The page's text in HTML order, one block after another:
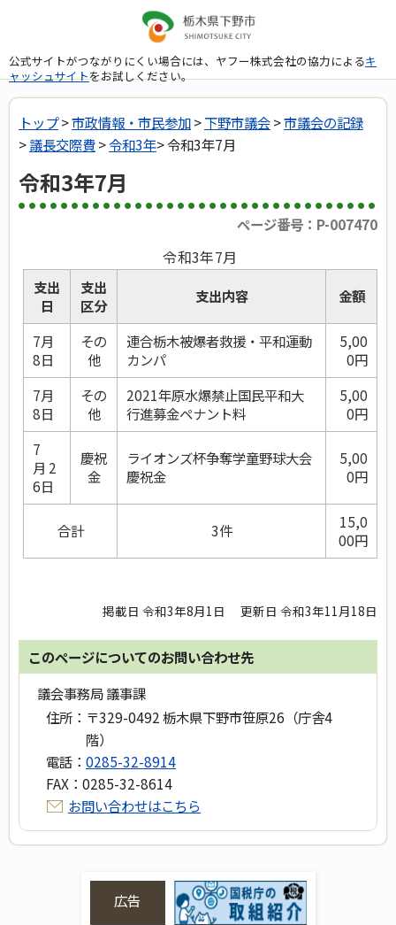
公式サイトがつながりにくい場合には、ヤフー株式会社の協力によるキ
ャッシュサイトをお試しください。
トップ>市政情報・市民参加>下野市議会>市議会の記録
>議長交際費>令和3年> 令和3年7月
令和3年7月
ページ番号：P-007470
令和3年7月
支出
日
支出
区分
支出内容 金額
7月
8日
その
他
連合栃木被爆者救援・平和運動
カンパ
5,00
0円
7月
8日
その
他
2021年原水爆禁止国民平和大
行進募金ペナント料
5,00
0円
7
月 2
6日
慶祝
金
ライオンズ杯争奪学童野球大会
慶祝金
5,00
0円
合計 3件
15,0
00円
掲載日 令和3年8月1日 更新日 令和3年11月18日
このページについてのお問い合わせ先
議会事務局 議事課
住所： 〒329-0492 栃木県下野市笹原26（庁舎4
階）
電話： 0285-32-8914
FAX： 0285-32-8614
お問い合わせはこちら
広告